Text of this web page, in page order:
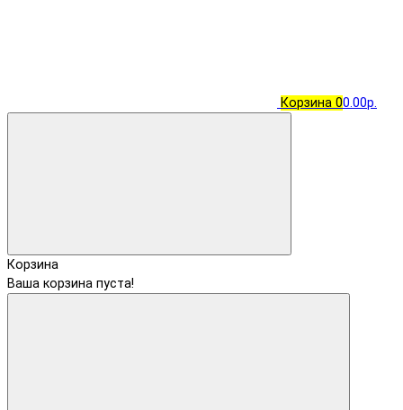
Корзина 00.00р.
Корзина
Ваша корзина пуста!